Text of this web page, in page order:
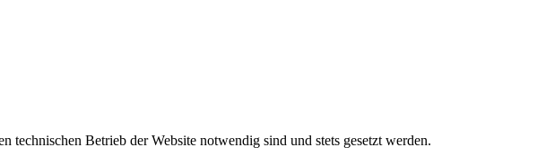
technischen Betrieb der Website notwendig sind und stets gesetzt werden.